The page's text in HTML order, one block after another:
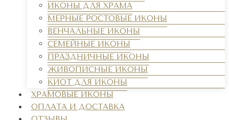
ИКОНЫ ДЛЯ ХРАМА
МЕРНЫЕ РОСТОВЫЕ ИКОНЫ
ВЕНЧАЛЬНЫЕ ИКОНЫ
СЕМЕЙНЫЕ ИКОНЫ
ПРАЗДНИЧНЫЕ ИКОНЫ
ЖИВОПИСНЫЕ ИКОНЫ
КИОТ ДЛЯ ИКОНЫ
ХРАМОВЫЕ ИКОНЫ
ОПЛАТА И ДОСТАВКА